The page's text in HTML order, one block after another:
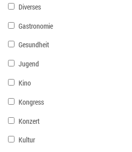
Diverses
Gastronomie
Gesundheit
Jugend
Kino
Kongress
Konzert
Kultur